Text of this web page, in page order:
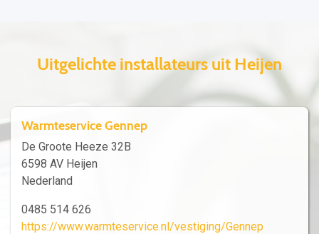
Uitgelichte installateurs uit Heijen
Warmteservice Gennep
De Groote Heeze 32B
6598 AV Heijen
Nederland
0485 514 626
https://www.warmteservice.nl/vestiging/Gennep